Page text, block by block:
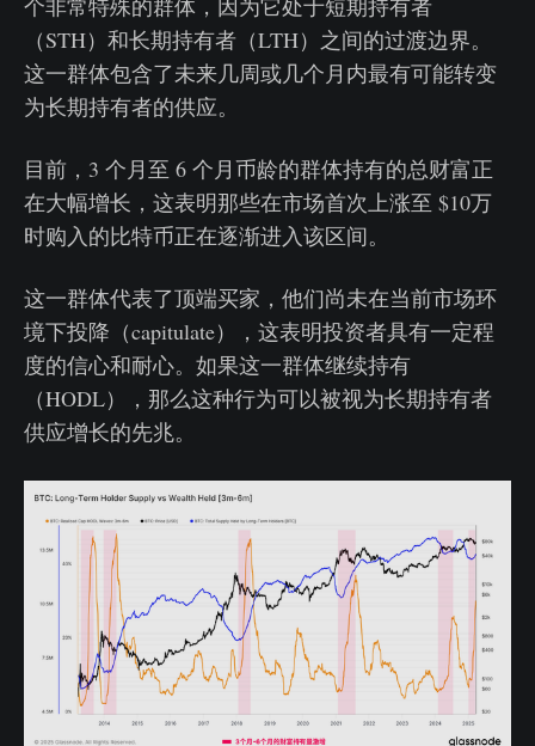
（STH）和长期持有者（LTH）之间的过渡边界。
这一群体包含了未来几周或几个月内最有可能转变
为长期持有者的供应。
目前，3 个月至 6 个月币龄的群体持有的总财富正
在大幅增长，这表明那些在市场首次上涨至 $10万
时购入的比特币正在逐渐进入该区间。
这一群体代表了顶端买家，他们尚未在当前市场环
境下投降（capitulate），这表明投资者具有一定程
度的信心和耐心。如果这一群体继续持有
（HODL），那么这种行为可以被视为长期持有者
供应增长的先兆。